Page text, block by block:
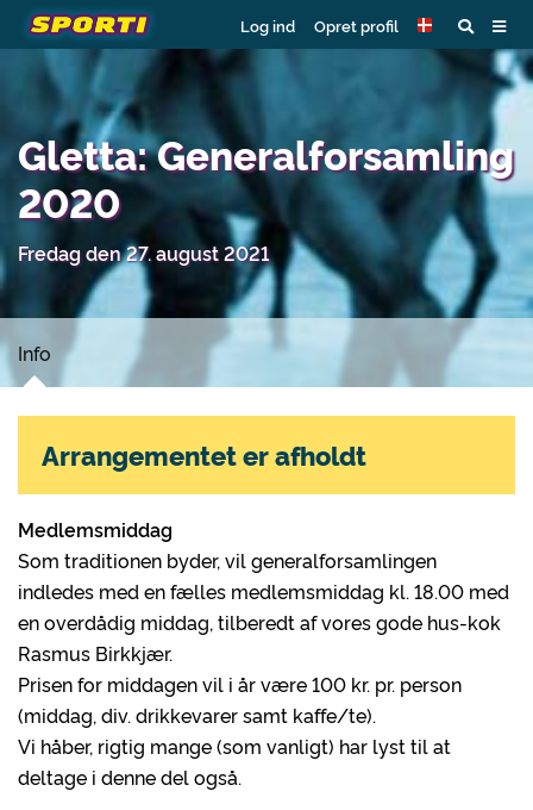
Log ind Opret profil
Gletta: Generalforsamling
2020
Fredag den 27. august 2021
Info
Medlemsmiddag
Som traditionen byder, vil generalforsamlingen
indledes med en fælles medlemsmiddag kl. 18.00 med
en overdådig middag, tilberedt af vores gode hus-kok
Rasmus Birkkjær.
Prisen for middagen vil i år være 100 kr. pr. person
(middag, div. drikkevarer samt kaffe/te).
Vi håber, rigtig mange (som vanligt) har lyst til at
deltage i denne del også.
Arrangementet er afholdt